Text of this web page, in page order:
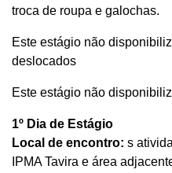
troca de roupa e galochas.
Este estágio não
deslocados
Este estágio não
1º Dia de Estágio
Local de encontro: s
IPMA Tavira e área